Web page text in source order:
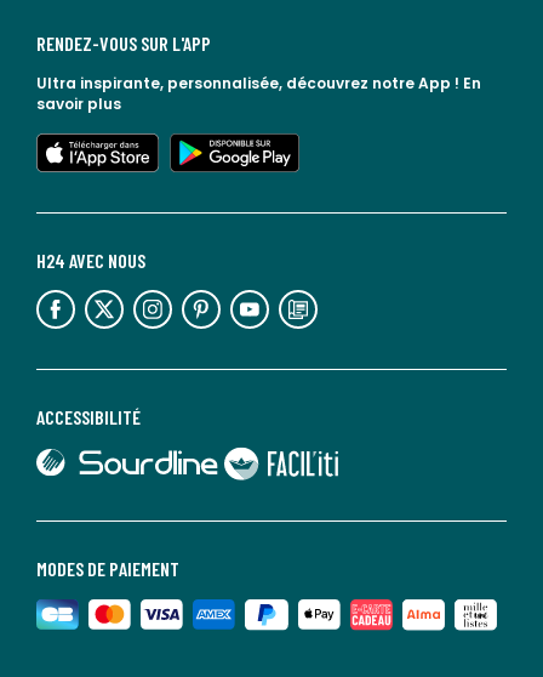
MODES DE PAIEMENT
ACCESSIBILITÉ
lien vers Sourdline
lien vers Faciliti
H24 AVEC NOUS
lien vers l'espace réseaux sociaux lien vers l'espace réseaux sociaux lien vers l'espace réseaux sociaux lien vers l'espace réseaux sociaux lien vers l'espace réseaux sociaux lien vers le blog la redoute
RENDEZ-VOUS SUR L'APP
Ultra inspirante, personnalisée, découvrez notre App ! En
savoir plus
lien vers l'app store
lien vers google play